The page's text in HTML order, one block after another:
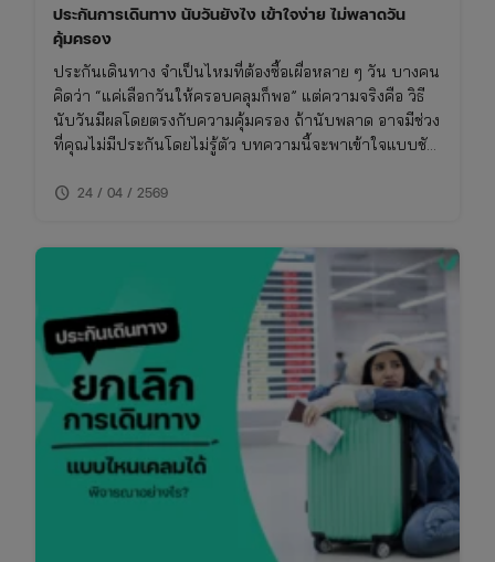
ประกันการเดินทาง นับวันยังไง เข้าใจง่าย ไม่พลาดวัน
คุ้มครอง
ประกันเดินทาง จำเป็นไหมที่ต้องซื้อเผื่อหลาย ๆ วัน บางคน
คิดว่า “แค่เลือกวันให้ครอบคลุมก็พอ” แต่ความจริงคือ วิธี
นับวันมีผลโดยตรงกับความคุ้มครอง ถ้านับพลาด อาจมีช่วง
ที่คุณไม่มีประกันโดยไม่รู้ตัว บทความนี้จะพาเข้าใจแบบชัด
ให้ “การคุ้มครองไม่ขาดช่วง”
schedule 24 / 04 / 2569